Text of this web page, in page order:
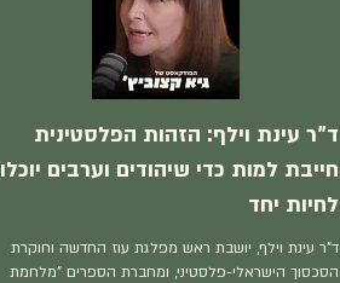
ד"ר עינת וילף: הזהות הפלסטינית
חייבת למות כדי שיהודים וערבים יוכלו
לחיות יחד
ד"ר עינת וילף, יושבת ראש מפלגת עוז החדשה וחוקרת
הסכסוך הישראלי-פלסטיני, ומחברת הספרים "מלחמת